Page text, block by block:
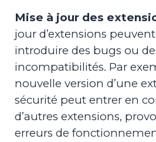
Mise à jour des
jour d’extensions
introduire des bugs ou
incompatibilités. Par
nouvelle version d’une
sécurité peut entrer en
d’autres extensions,
erreurs de